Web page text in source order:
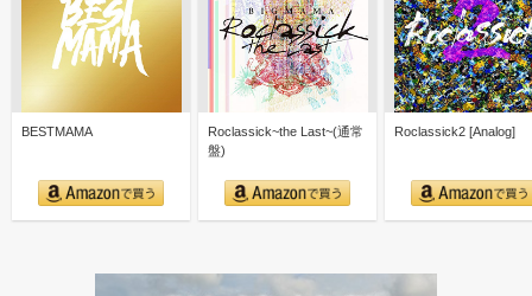
BESTMAMA
Roclassick~the Last~(通常
盤)
Roclassick2 [Analog]